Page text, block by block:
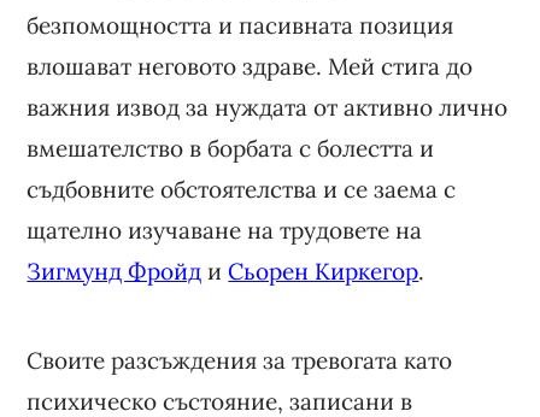
безпомощността и пасивната позиция
влошават неговото здраве. Мей стига до
важния извод за нуждата от активно лично
вмешателство в борбата с болестта и
съдбовните обстоятелства и се заема с
щателно изучаване на трудовете на
Зигмунд Фройд иСьорен Киркегор.
Своите разсъждения за тревогата като
психическо състояние, записани в